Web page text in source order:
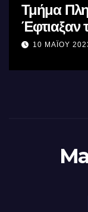
τον
10 ΜΑΪ́ΟΥ 2023